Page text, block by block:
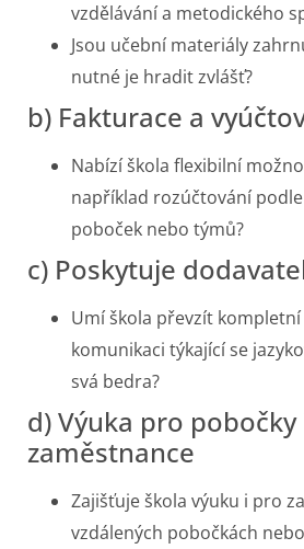
vzdělávání a metodického
Jsou učební materiály
nutné je hradit zvlášť?
b) Fakturace a
Nabízí škola flexibilní
například rozúčtování
poboček nebo týmů?
c) Poskytuje
Umí škola převzít kompletní
komunikaci týkající se
svá bedra?
d) Výuka pro
zaměstnance
Zajišťuje škola výuku i pro
vzdálených pobočkách